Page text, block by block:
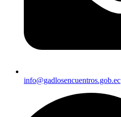
info@gadlosencuentros.gob.ec